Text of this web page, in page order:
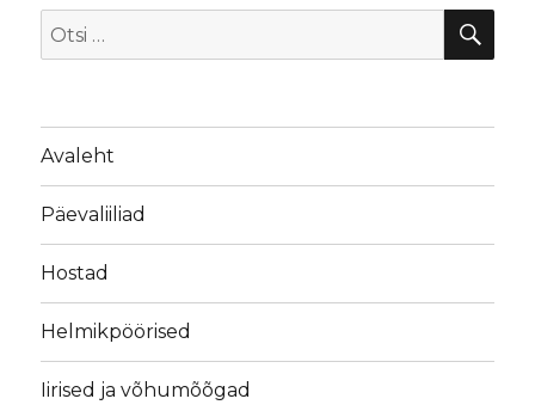
Otsi:
Avaleht
Päevaliiliad
Hostad
Helmikpöörised
Iirised ja võhumõõgad